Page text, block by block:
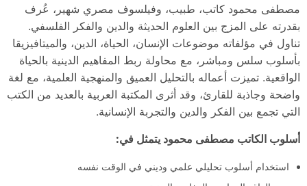
مصطفى محمود كاتب، طبيب، وفيلسوف مصري شهير، عُرف
بقدرته على المزج بين العلوم الحديثة والدين والفكر الفلسفي.
تناول في مؤلفاته موضوعات الإنسان، الحياة، الدين، والميتافيزيقا
بأسلوب سلس ومباشر، مع محاولة ربط المفاهيم الدينية بالحياة
الواقعية. تميزت أعماله بالتحليل العميق والمنهجية العلمية، مع لغة
واضحة وجاذبة للقارئ، وقد أثرى المكتبة العربية بالعديد من الكتب
التي تجمع بين الفكر والدين والتجربة الإنسانية.
أسلوب الكاتب مصطفى محمود يتمثل في:
استخدام أسلوب تحليلي علمي وديني في الوقت نفسه